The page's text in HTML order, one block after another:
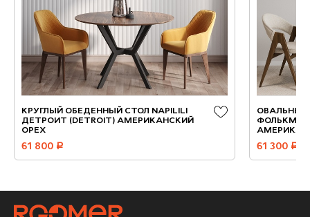
КРУГЛЫЙ ОБЕДЕННЫЙ СТОЛ NAPILILI
ДЕТРОИТ (DETROIT) АМЕРИКАНСКИЙ
ОРЕХ
61 800 руб.
ОВАЛЬНЫЙ
ФОЛЬКМАН
61 300 руб.